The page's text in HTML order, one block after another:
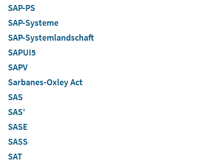
SAP-PS
SAP-Systeme
SAP-Systemlandschaft
SAPUI5
SAPV
Sarbanes-Oxley Act
SAS
SAS'
SASE
SASS
SAT